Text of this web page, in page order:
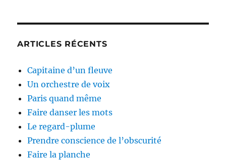
ARTICLES RÉCENTS
Capitaine d’un fleuve
Un orchestre de voix
Paris quand même
Faire danser les mots
Le regard-plume
Prendre conscience de l’obscurité
Faire la planche